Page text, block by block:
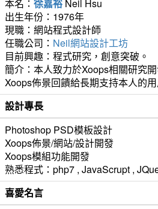
本名： 徐嘉裕 Neil Hsu
出生年份：1976年
現職：網站程式設計師
任職公司： Neil網站設計工坊
目前興趣：程式研究，創意突破。
簡介：本人致力於Xoops相關研究
Xoops佈景回饋給長期支持本人的
設計專長
Photoshop PSD模板設計
Xoops佈景/網站/設計開發
Xoops模組功能開發
熟悉程式：php7 , JavaScrupt ,
喜愛名言